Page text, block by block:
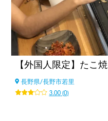
長野県/長野市若里
3.00(0)